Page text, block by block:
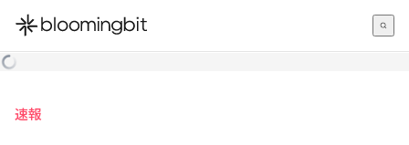
한국어
速報